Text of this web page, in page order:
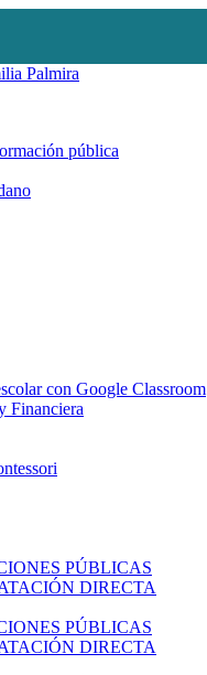
Palmira
pública
con Google Classroom
Financiera
PÚBLICAS
DIRECTA
PÚBLICAS
DIRECTA